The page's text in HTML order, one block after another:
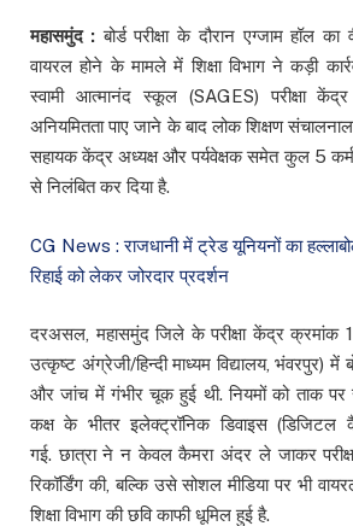
महासमुंद :बोर्ड परीक्षा के दौरान एग्जाम हॉल का
वायरल होने के मामले में शिक्षा विभाग ने कड़ी
स्वामी आत्मानंद स्कूल (SAGES) परीक्षा
अनियमितता पाए जाने के बाद लोक शिक्षण
सहायक केंद्र अध्यक्ष और पर्यवेक्षक समेत कुल 5
से निलंबित कर दिया है.
CG News : राजधानी में ट्रेड यूनियनों का
रिहाई को लेकर जोरदार प्रदर्शन
दरअसल, महासमुंद जिले के परीक्षा केंद्र क्रमांक
उत्कृष्ट अंग्रेजी/हिन्दी माध्यम विद्यालय, भंवरपुर) में
और जांच में गंभीर चूक हुई थी. नियमों को ताक पर
कक्ष के भीतर इलेक्ट्रॉनिक डिवाइस
गई. छात्रा ने न केवल कैमरा अंदर ले जाकर
रिकॉर्डिंग की, बल्कि उसे सोशल मीडिया पर भी
शिक्षा विभाग की छवि काफी धूमिल हुई है.